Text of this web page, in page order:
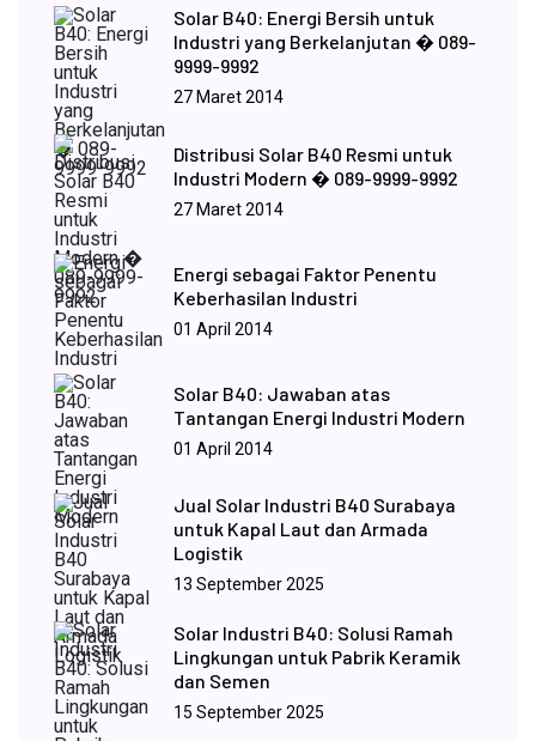
Solar B40: Energi Bersih untuk
Industri yang Berkelanjutan � 089-
9999-9992
27 Maret 2014
Distribusi Solar B40 Resmi untuk
Industri Modern � 089-9999-9992
27 Maret 2014
Energi sebagai Faktor Penentu
Keberhasilan Industri
01 April 2014
Solar B40: Jawaban atas
Tantangan Energi Industri Modern
01 April 2014
Jual Solar Industri B40 Surabaya
untuk Kapal Laut dan Armada
Logistik
13 September 2025
Solar Industri B40: Solusi Ramah
Lingkungan untuk Pabrik Keramik
dan Semen
15 September 2025